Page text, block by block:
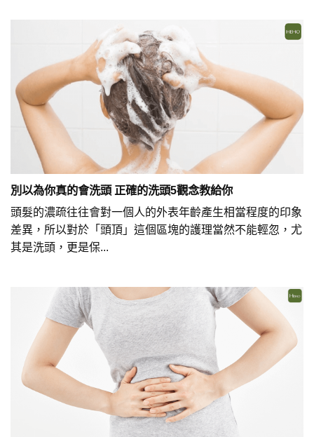
別以為你真的會洗頭 正確的洗頭5觀念教給你
頭髮的濃疏往往會對一個人的外表年齡產生相當程度的印象
差異，所以對於「頭頂」這個區塊的護理當然不能輕忽，尤
其是洗頭，更是保...